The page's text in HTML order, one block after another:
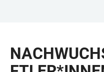
BARRIEREFREIHEIT